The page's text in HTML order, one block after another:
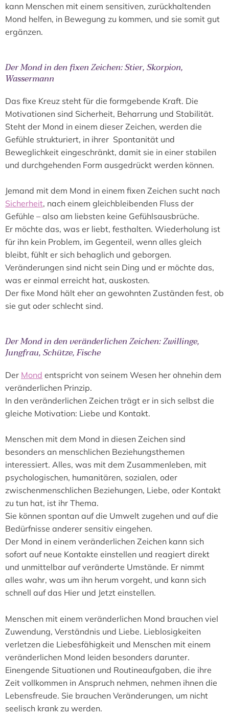
kann Menschen mit einem sensitiven, zurückhaltenden
Mond helfen, in Bewegung zu kommen, und sie somit gut
ergänzen.
Der Mond in den fixen Zeichen: Stier, Skorpion,
Wassermann
Das fixe Kreuz steht für die formgebende Kraft. Die
Motivationen sind Sicherheit, Beharrung und Stabilität.
Steht der Mond in einem dieser Zeichen, werden die
Gefühle strukturiert, in ihrer Spontanität und
Beweglichkeit eingeschränkt, damit sie in einer stabilen
und durchgehenden Form ausgedrückt werden können.
Jemand mit dem Mond in einem fixen Zeichen sucht nach
Sicherheit, nach einem gleichbleibenden Fluss der
Gefühle – also am liebsten keine Gefühlsausbrüche.
Er möchte das, was er liebt, festhalten. Wiederholung ist
für ihn kein Problem, im Gegenteil, wenn alles gleich
bleibt, fühlt er sich behaglich und geborgen.
Veränderungen sind nicht sein Ding und er möchte das,
was er einmal erreicht hat, auskosten.
Der fixe Mond hält eher an gewohnten Zuständen fest, ob
sie gut oder schlecht sind.
Der Mond in den veränderlichen Zeichen: Zwillinge,
Jungfrau, Schütze, Fische
Der Mond entspricht von seinem Wesen her ohnehin dem
veränderlichen Prinzip.
In den veränderlichen Zeichen trägt er in sich selbst die
gleiche Motivation: Liebe und Kontakt.
Menschen mit dem Mond in diesen Zeichen sind
besonders an menschlichen Beziehungsthemen
interessiert. Alles, was mit dem Zusammenleben, mit
psychologischen, humanitären, sozialen, oder
zwischenmenschlichen Beziehungen, Liebe, oder Kontakt
zu tun hat, ist ihr Thema.
Sie können spontan auf die Umwelt zugehen und auf die
Bedürfnisse anderer sensitiv eingehen.
Der Mond in einem veränderlichen Zeichen kann sich
sofort auf neue Kontakte einstellen und reagiert direkt
und unmittelbar auf veränderte Umstände. Er nimmt
alles wahr, was um ihn herum vorgeht, und kann sich
schnell auf das Hier und Jetzt einstellen.
Menschen mit einem veränderlichen Mond brauchen viel
Zuwendung, Verständnis und Liebe. Lieblosigkeiten
verletzen die Liebesfähigkeit und Menschen mit einem
veränderlichen Mond leiden besonders darunter.
Einengende Situationen und Routineaufgaben, die ihre
Zeit vollkommen in Anspruch nehmen, nehmen ihnen die
Lebensfreude. Sie brauchen Veränderungen, um nicht
seelisch krank zu werden.